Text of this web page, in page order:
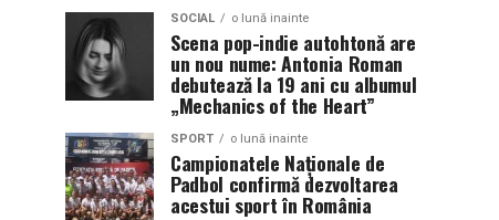
SOCIAL o lună inainte
Scena pop-indie autohtonă are
un nou nume: Antonia Roman
debutează la 19 ani cu albumul
„Mechanics of the Heart”
SPORT o lună inainte
Campionatele Naționale de
Padbol confirmă dezvoltarea
acestui sport în România